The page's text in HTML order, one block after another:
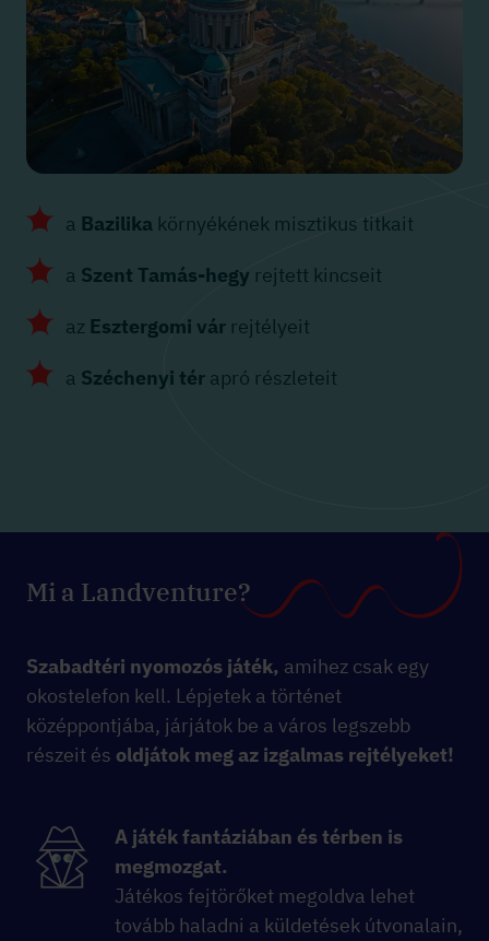
a Bazilika környékének misztikus titkait
a Szent Tamás-hegy rejtett kincseit
az Esztergomi vár rejtélyeit
a Széchenyi tér apró részleteit
Mi a Landventure?
Szabadtéri nyomozós játék, amihez csak egy
okostelefon kell. Lépjetek a történet
középpontjába, járjátok be a város legszebb
részeit és oldjátok meg az izgalmas rejtélyeket!
A játék fantáziában és térben is
megmozgat.
Játékos fejtörőket megoldva lehet
tovább haladni a küldetések útvonalain,